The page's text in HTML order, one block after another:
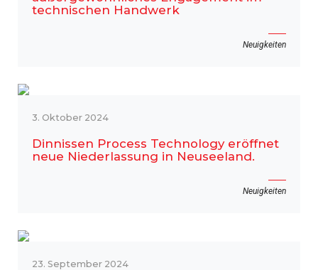
technischen Handwerk
Neuigkeiten
3. Oktober 2024
Dinnissen Process Technology eröffnet
neue Niederlassung in Neuseeland.
Neuigkeiten
23. September 2024